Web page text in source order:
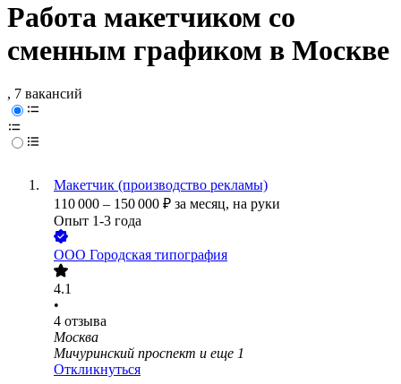
Работа макетчиком со
сменным графиком в Москве
, 7 вакансий
Макетчик (производство рекламы)
110 000 – 150 000 ₽ за месяц, на руки
Опыт 1-3 года
ООО Городская типография
4.1
•
4 отзыва
Москва
Мичуринский проспект и еще 1
Откликнуться